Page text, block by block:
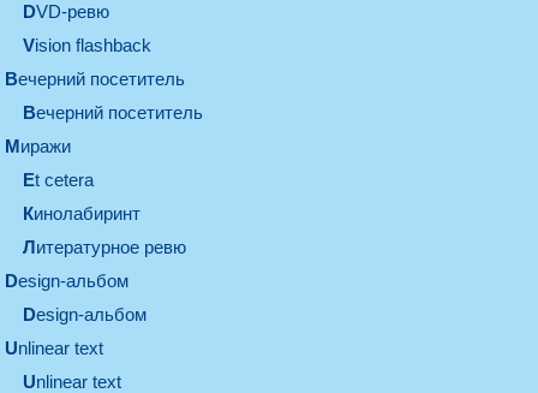
DVD-ревю
Vision flashback
вечерний посетитель
вечерний посетитель
миражи
et cetera
кинолабиринт
литературное ревю
design-альбом
design-альбом
unlinear text
Unlinear text